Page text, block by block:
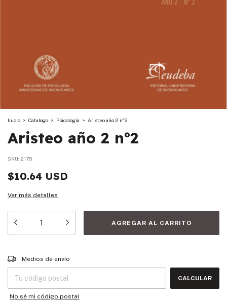
Inicio > Catalogo > Psicología > Aristeo año 2 nº2
Aristeo año 2 nº2
SKU: 2175
$10.64 USD
Ver más detalles
Entregas para el CP:
Medios de envío
CALCULAR
No sé mi código postal